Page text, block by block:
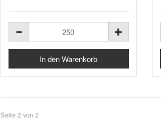
Seite 2 von 2